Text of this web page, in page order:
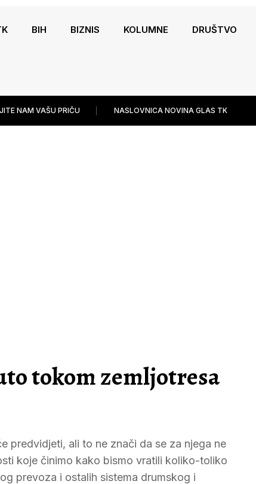
BIH BIZNIS KOLUMNE DRUŠTVO
NAM VAŠU PRIČU NASLOVNICA NOVINA GLAS TK
tokom zemljotresa
predvidjeti, ali to ne znači da se za njega ne
koje činimo kako bismo vratili koliko-toliko
prevoza i ostalih sistema drumskog i